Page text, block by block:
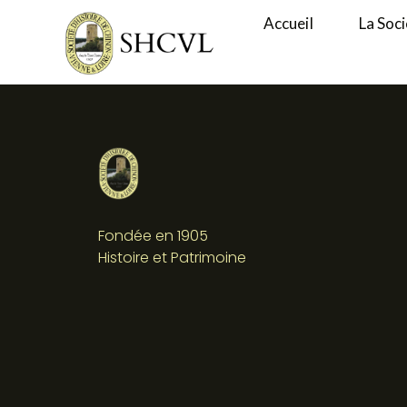
Accueil La
Fondée en 1905
Histoire et Patrimoine